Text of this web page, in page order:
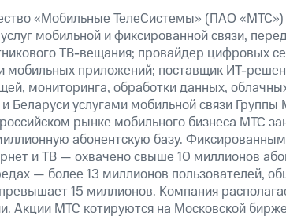
«Мобильные ТелеСистемы» (ПАО
мобильной и фиксированной связи,
ТВ-вещания; провайдер цифровых
мобильных приложений; поставщик ИТ-
мониторинга, обработки данных,
Беларуси услугами мобильной связи
рынке мобильного бизнеса МТС
абонентскую базу.
и ТВ — охвачено свыше 10 миллионов
— более 13 миллионов пользователей,
15 миллионов. Компания
Акции МТС котируются на Московской